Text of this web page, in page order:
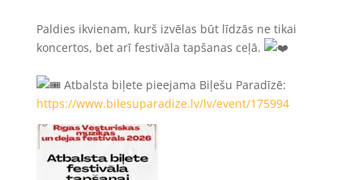
Paldies ikvienam, kurš izvēlas būt līdzās ne tikai
koncertos, bet arī festivāla tapšanas ceļā.
Atbalsta biļete pieejama Biļešu Paradīzē:
https://www.bilesuparadize.lv/lv/event/175994